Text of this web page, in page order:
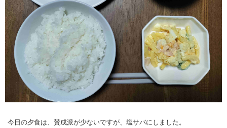
今日の夕食は、賛成派が少ないですが、塩サバにしました。